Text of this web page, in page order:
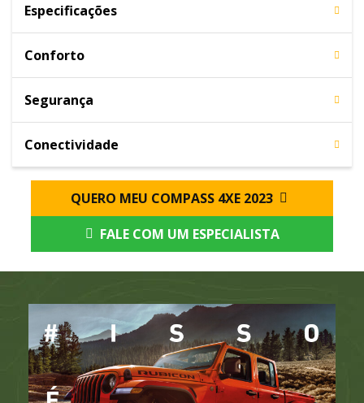
Especificações
Conforto
Segurança
Conectividade
QUERO MEU COMPASS 4XE 2023
FALE COM UM ESPECIALISTA